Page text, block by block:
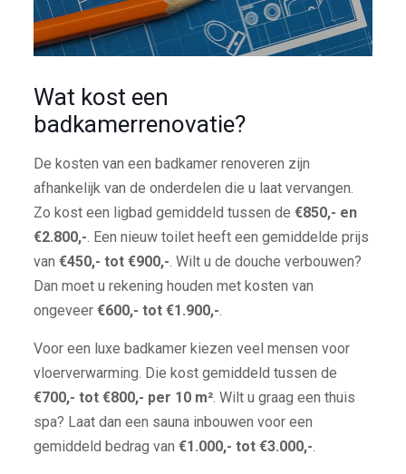
Wat kost een
badkamerrenovatie?
De kosten van een badkamer renoveren zijn
afhankelijk van de onderdelen die u laat vervangen.
Zo kost een ligbad gemiddeld tussen de €850,- en
€2.800,-. Een nieuw toilet heeft een gemiddelde prijs
van €450,- tot €900,-. Wilt u de douche verbouwen?
Dan moet u rekening houden met kosten van
ongeveer €600,- tot €1.900,-.
Voor een luxe badkamer kiezen veel mensen voor
vloerverwarming. Die kost gemiddeld tussen de
€700,- tot €800,- per 10 m². Wilt u graag een thuis
spa? Laat dan een sauna inbouwen voor een
gemiddeld bedrag van €1.000,- tot €3.000,-.